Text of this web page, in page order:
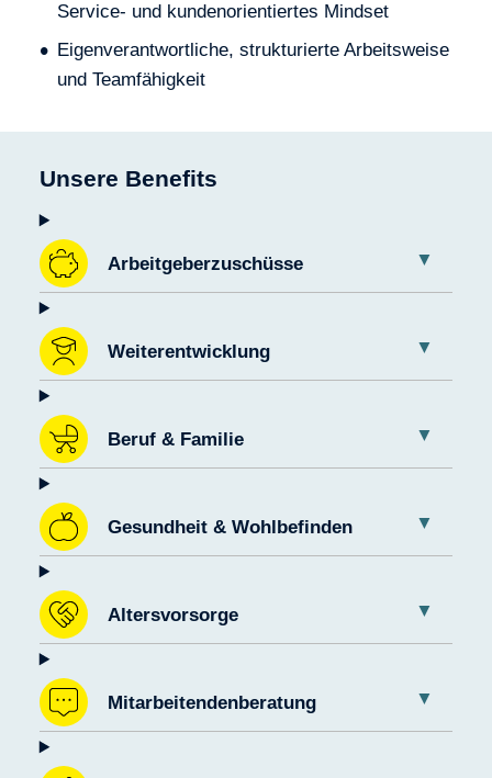
Service- und kundenorientiertes Mindset
Eigenverantwortliche, strukturierte Arbeitsweise
und Teamfähigkeit
Unsere Benefits
Arbeitgeberzuschüsse
Weiterentwicklung
Beruf & Familie
Gesundheit & Wohlbefinden
Altersvorsorge
Mitarbeitendenberatung